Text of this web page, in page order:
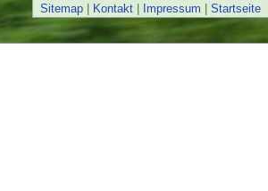
Sitemap Kontakt Impressum Startseite